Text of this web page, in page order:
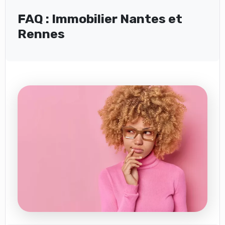
FAQ : Immobilier Nantes et
Rennes